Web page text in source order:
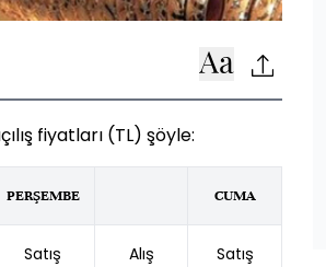
fiyatları (TL) şöyle:
PERŞEMBE CUMA
Satış Alış Satış